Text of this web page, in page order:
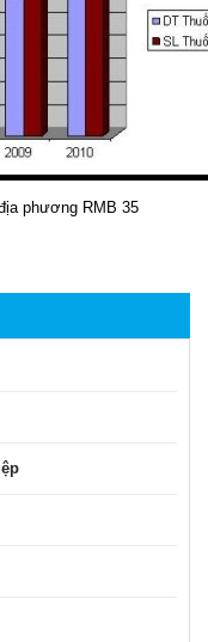
phương RMB 35